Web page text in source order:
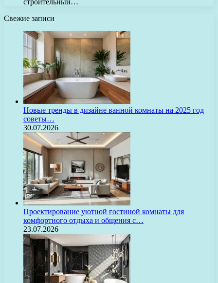
строительный…
Свежие записи
Новые тренды в дизайне ванной комнаты на 2025 год
советы…
30.07.2026
Проектирование уютной гостиной комнаты для
комфортного отдыха и общения с…
23.07.2026